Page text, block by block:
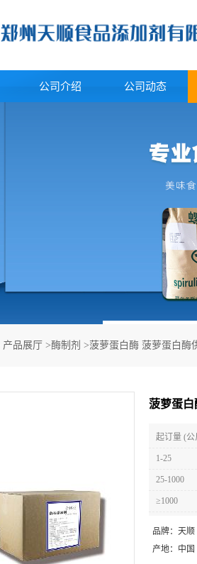
公司介绍 公司动态
产品展厅 >酶制剂 >菠萝蛋白酶 菠萝蛋白酶
菠萝蛋白
起订量 (公
1-25
25-1000
≥1000
品牌： 天顺
产地： 中